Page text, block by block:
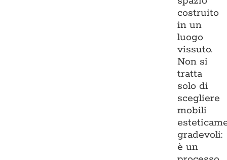
costruito
in un
luogo
vissuto.
Non si
tratta
solo di
scegliere
mobili
gradevoli:
è un